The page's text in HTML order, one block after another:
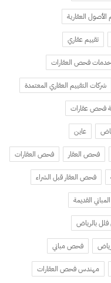
الأصول العقارية
تقييم عقاري
خدمات فحص العقارات
شركات التقييم العقاري المعتمدة
فحص عقارات
عاين
فحص العقار فحص العقارات
فحص العقار قبل الشراء
القديمة
بالرياض
فحص مباني
مهندس فحص العقارات